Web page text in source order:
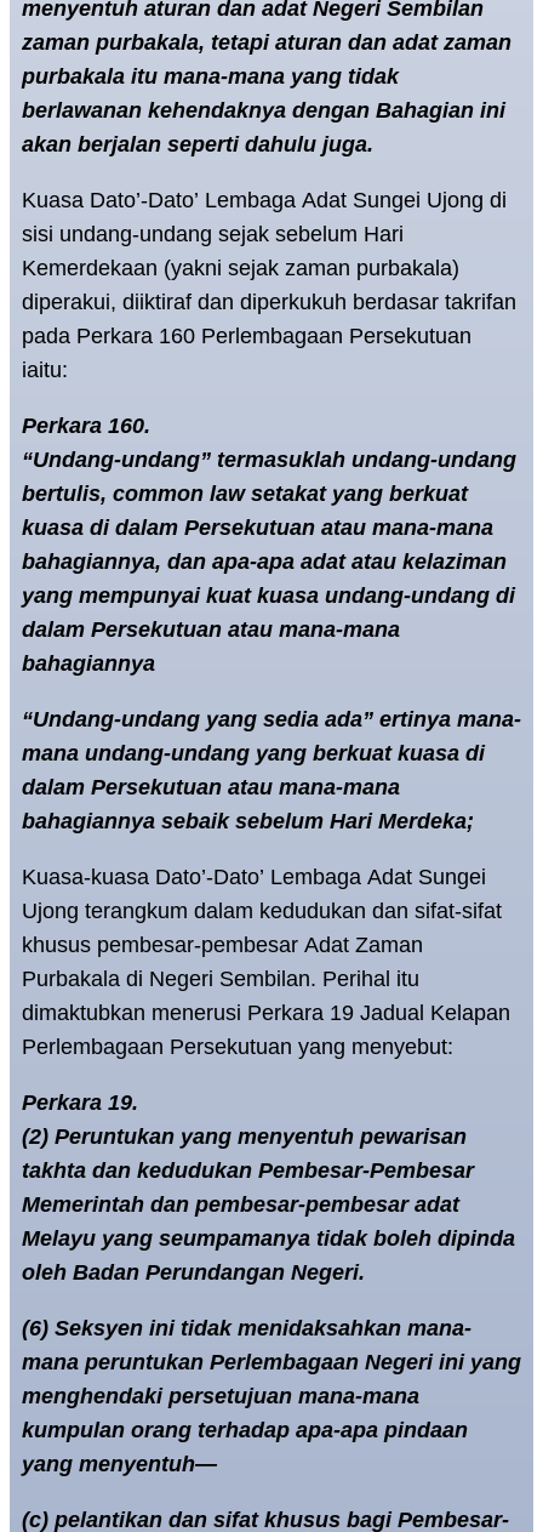
menyentuh aturan dan adat Negeri Sembilan
zaman purbakala, tetapi aturan dan adat zaman
purbakala itu mana-mana yang tidak
berlawanan kehendaknya dengan Bahagian ini
akan berjalan seperti dahulu juga.
Kuasa Dato’-Dato’ Lembaga Adat Sungei Ujong di
sisi undang-undang sejak sebelum Hari
Kemerdekaan (yakni sejak zaman purbakala)
diperakui, diiktiraf dan diperkukuh berdasar takrifan
pada Perkara 160 Perlembagaan Persekutuan
iaitu:
Perkara 160.
“Undang-undang” termasuklah undang-undang
bertulis, common law setakat yang berkuat
kuasa di dalam Persekutuan atau mana-mana
bahagiannya, dan apa-apa adat atau kelaziman
yang mempunyai kuat kuasa undang-undang di
dalam Persekutuan atau mana-mana
bahagiannya
“Undang-undang yang sedia ada” ertinya mana-
mana undang-undang yang berkuat kuasa di
dalam Persekutuan atau mana-mana
bahagiannya sebaik sebelum Hari Merdeka;
Kuasa-kuasa Dato’-Dato’ Lembaga Adat Sungei
Ujong terangkum dalam kedudukan dan sifat-sifat
khusus pembesar-pembesar Adat Zaman
Purbakala di Negeri Sembilan. Perihal itu
dimaktubkan menerusi Perkara 19 Jadual Kelapan
Perlembagaan Persekutuan yang menyebut:
Perkara 19.
(2) Peruntukan yang menyentuh pewarisan
takhta dan kedudukan Pembesar-Pembesar
Memerintah dan pembesar-pembesar adat
Melayu yang seumpamanya tidak boleh dipinda
oleh Badan Perundangan Negeri.
(6) Seksyen ini tidak menidaksahkan mana-
mana peruntukan Perlembagaan Negeri ini yang
menghendaki persetujuan mana-mana
kumpulan orang terhadap apa-apa pindaan
yang menyentuh—
(c) pelantikan dan sifat khusus bagi Pembesar-